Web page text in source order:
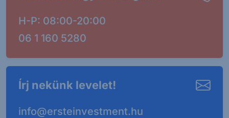
H-P: 08:00-20:00
06 1 160 5280
Írj nekünk levelet!
info@ersteinvestment.hu